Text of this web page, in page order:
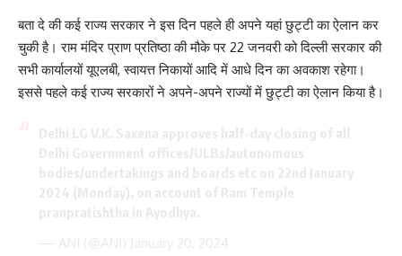
बता दे की कई राज्य सरकार ने इस दिन पहले ही अपने यहां छुट्टी का ऐलान कर
चुकी है। राम मंदिर प्राण प्रतिष्ठा की मौके पर 22 जनवरी को दिल्ली सरकार की
सभी कार्यालयों यूएलबी, स्वायत्त निकायों आदि में आधे दिन का अवकाश रहेगा।
इससे पहले कई राज्य सरकारों ने अपने-अपने राज्यों में छुट्टी का ऐलान किया है।